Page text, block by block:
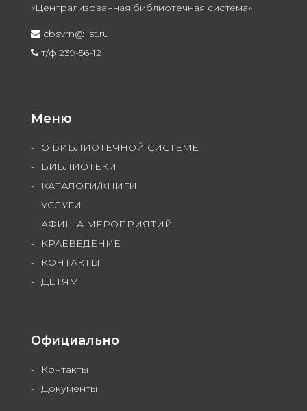
«Централизованная библиотечная система»
cbsvrn@list.ru
т/ф 239-56-12
Меню
О БИБЛИОТЕЧНОЙ СИСТЕМЕ
БИБЛИОТЕКИ
КАТАЛОГИ/КНИГИ
УСЛУГИ
АФИША МЕРОПРИЯТИЙ
КРАЕВЕДЕНИЕ
КОНТАКТЫ
ДЕТЯМ
Официально
Контакты
Документы